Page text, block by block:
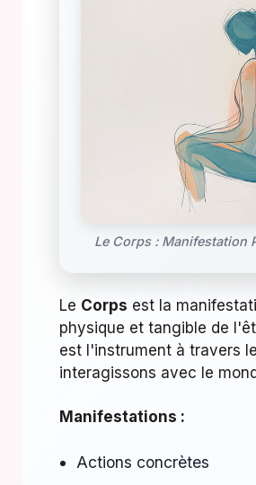
Le Corps : Manifestation
Le Corps est la
physique et tangible de
est l'instrument à travers
interagissons avec le
Manifestations :
Actions concrètes